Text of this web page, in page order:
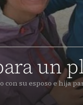
un
su esposo e hija